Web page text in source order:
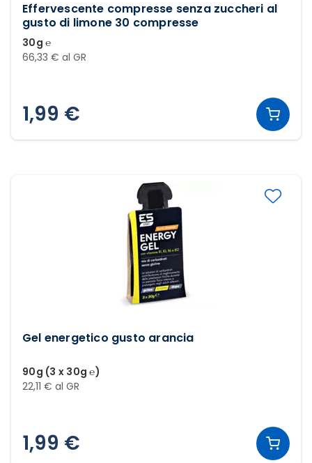
Effervescente compresse senza zuccheri al
gusto di limone 30 compresse
30g ℮
66,33 € al GR
1,99 €
Gel energetico gusto arancia
90g (3 x 30g ℮)
22,11 € al GR
1,99 €